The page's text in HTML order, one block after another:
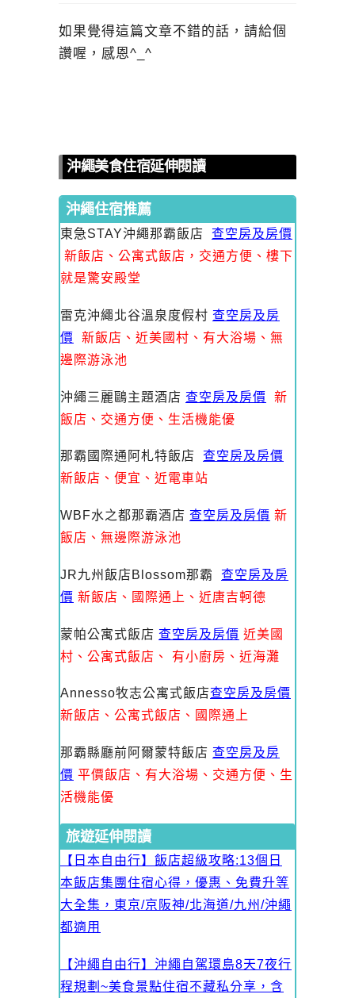
如果覺得這篇文章不錯的話，請給個
讚喔，感恩^_^
沖繩美食住宿延伸閱讀
沖繩住宿推薦
東急STAY沖繩那霸飯店 查空房及房價
新飯店、公寓式飯店，交通方便、樓下
就是驚安殿堂
雷克沖繩北谷溫泉度假村 查空房及房
價
新飯店、近美國村、有大浴場、無
邊際游泳池
沖繩三麗鷗主題酒店 查空房及房價
新
飯店、交通方便、生活機能優
那霸國際通阿札特飯店
查空房及房價
新飯店、便宜、近電車站
WBF水之都那霸酒店 查空房及房價 新
飯店、無邊際游泳池
JR九州飯店Blossom那霸 查空房及房
價 新飯店、國際通上、近唐吉軻德
蒙帕公寓式飯店 查空房及房價 近美國
村、公寓式飯店、
有小廚房、近海灘
Annesso牧志公寓式飯店查空房及房價
新飯店、公寓式飯店、國際通上
那霸縣廳前阿爾蒙特飯店 查空房及房
價 平價飯店、有大浴場、交通方便、生
活機能優
旅遊延伸閱讀
【日本自由行】飯店超級攻略:13個日
本飯店集團住宿心得，優惠、免費升等
大全集，東京/京阪神/北海道/九州/沖繩
都適用
【沖繩自由行】沖繩自駕環島8天7夜行
程規劃~美食景點住宿不藏私分享，含